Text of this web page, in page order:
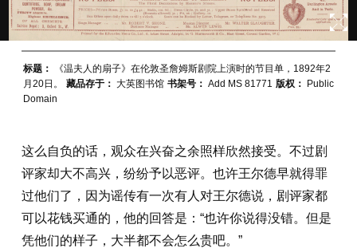
标题：
《温夫人的扇子》在伦敦圣詹姆斯剧院上演时的节目单，1892年2
月20日。
藏品存于： 大英图书馆 书架号： Add MS 81771 版权：
Public
Domain
这么自负的话，观众在兴奋之余照样欣然接受。不过剧
评家却大不高兴，纷纷予以恶评。也许王尔德早就得罪
过他们了，因为谣传有一次有人对王尔德说，剧评家都
可以花钱买通的，他的回答是：“也许你说得没错。但是
凭他们的样子，大半都不会怎么贵吧。”